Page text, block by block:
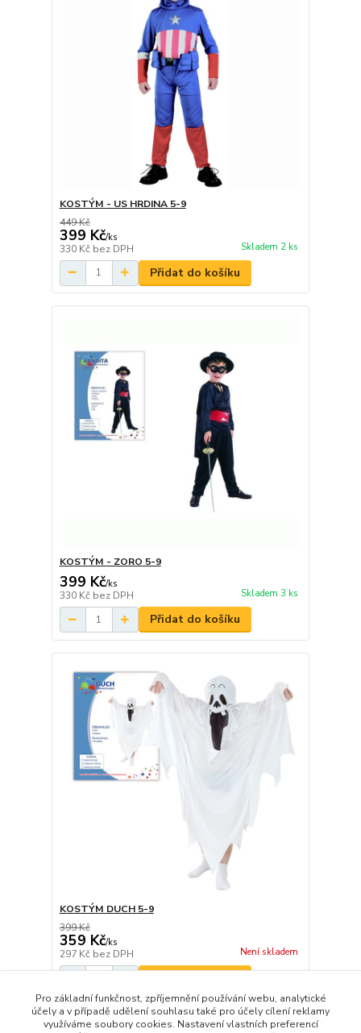
KOSTÝM - US HRDINA 5-9
449 Kč
399 Kč/ks
330 Kč bez DPH Skladem 2 ks
Přidat do košíku
KOSTÝM - ZORO 5-9
399 Kč/ks
330 Kč bez DPH Skladem 3 ks
Přidat do košíku
KOSTÝM DUCH 5-9
399 Kč
359 Kč/ks
297 Kč bez DPH Není skladem
Pro základní funkčnost, zpříjemnění používání webu, analytické
účely a v případě udělení souhlasu také pro účely cílení reklamy
využíváme soubory cookies. Nastavení vlastních preferencí